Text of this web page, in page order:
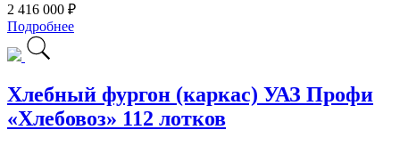
2 416 000 ₽
Подробнее
Хлебный фургон (каркас) УАЗ Профи
«Хлебовоз» 112 лотков